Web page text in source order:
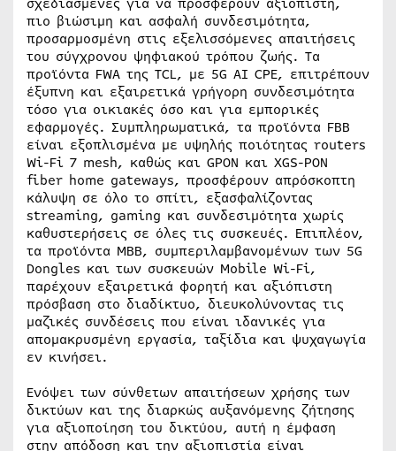
πιο βιώσιμη και ασφαλή συνδεσιμότητα,
προσαρμοσμένη στις εξελισσόμενες απαιτήσεις
του σύγχρονου ψηφιακού τρόπου ζωής. Τα
προϊόντα FWA της TCL, με 5G AI CPE, επιτρέπουν
έξυπνη και εξαιρετικά γρήγορη συνδεσιμότητα
τόσο για οικιακές όσο και για εμπορικές
εφαρμογές. Συμπληρωματικά, τα προϊόντα FBB
είναι εξοπλισμένα με υψηλής ποιότητας routers
Wi-Fi 7 mesh, καθώς και GPON και XGS-PON
fiber home gateways, προσφέρουν απρόσκοπτη
κάλυψη σε όλο το σπίτι, εξασφαλίζοντας
streaming, gaming και συνδεσιμότητα χωρίς
καθυστερήσεις σε όλες τις συσκευές. Επιπλέον,
τα προϊόντα MBB, συμπεριλαμβανομένων των 5G
Dongles και των συσκευών Mobile Wi-Fi,
παρέχουν εξαιρετικά φορητή και αξιόπιστη
πρόσβαση στο διαδίκτυο, διευκολύνοντας τις
μαζικές συνδέσεις που είναι ιδανικές για
απομακρυσμένη εργασία, ταξίδια και ψυχαγωγία
εν κινήσει.
Ενόψει των σύνθετων απαιτήσεων χρήσης των
δικτύων και της διαρκώς αυξανόμενης ζήτησης
για αξιοποίηση του δικτύου, αυτή η έμφαση
στην απόδοση και την αξιοπιστία είναι